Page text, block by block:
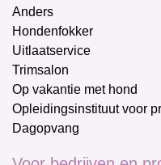
Anders
Hondenfokker
Uitlaatservice
Trimsalon
Op vakantie met hond
Opleidingsinstituut voor
Dagopvang